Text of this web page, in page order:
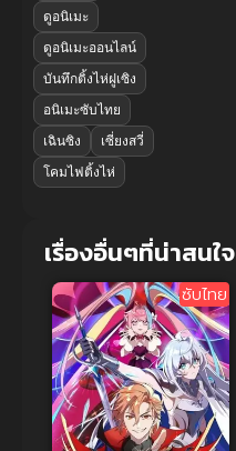
ดูอนิเมะ
ดูอนิเมะออนไลน์
บันทึกติ้งไห่ฝูเซิง
อนิเมะซับไทย
เฉินซิง
เซี่ยงสวี่
โคมไฟติ้งไห่
เรื่องอื่นๆที่น่าสนใจ
ซับไทย